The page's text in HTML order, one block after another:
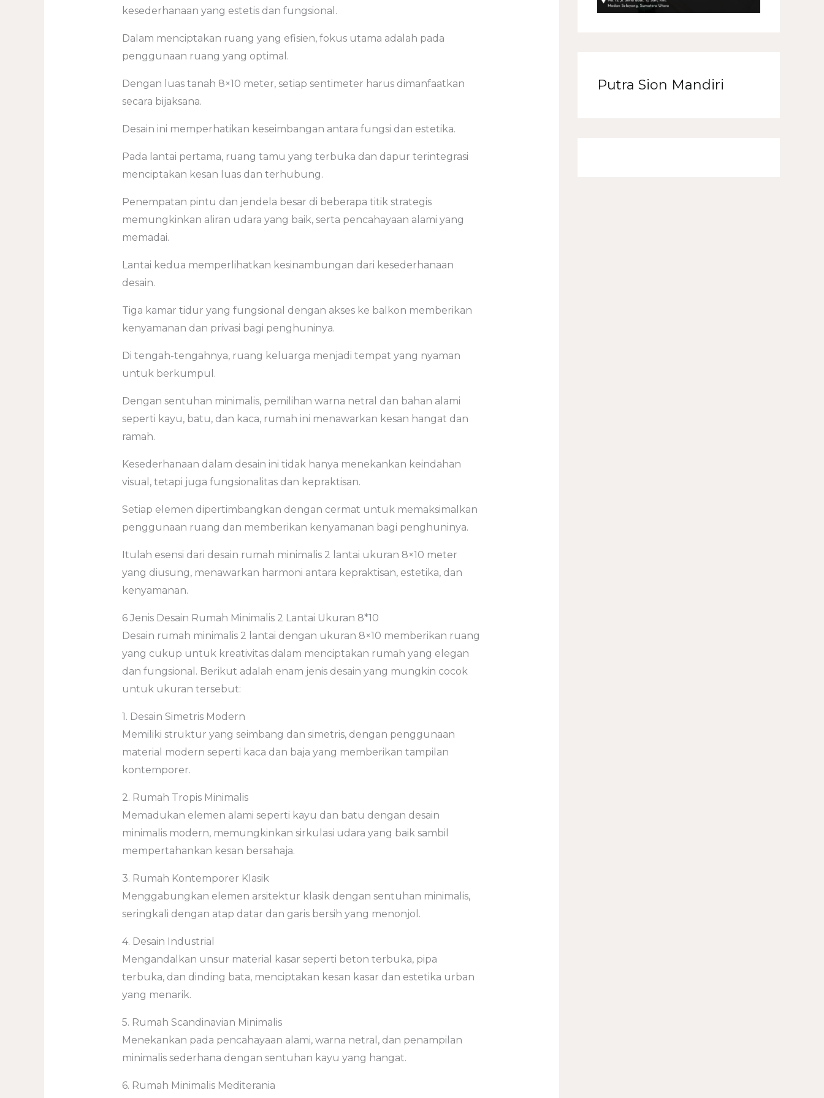
kesederhanaan yang estetis dan fungsional.
Dalam menciptakan ruang yang efisien, fokus utama adalah pada
penggunaan ruang yang optimal.
Dengan luas tanah 8×10 meter, setiap sentimeter harus dimanfaatkan
secara bijaksana.
Desain ini memperhatikan keseimbangan antara fungsi dan estetika.
Pada lantai pertama, ruang tamu yang terbuka dan dapur terintegrasi
menciptakan kesan luas dan terhubung.
Penempatan pintu dan jendela besar di beberapa titik strategis
memungkinkan aliran udara yang baik, serta pencahayaan alami yang
memadai.
Lantai kedua memperlihatkan kesinambungan dari kesederhanaan
desain.
Tiga kamar tidur yang fungsional dengan akses ke balkon memberikan
kenyamanan dan privasi bagi penghuninya.
Di tengah-tengahnya, ruang keluarga menjadi tempat yang nyaman
untuk berkumpul.
Dengan sentuhan minimalis, pemilihan warna netral dan bahan alami
seperti kayu, batu, dan kaca, rumah ini menawarkan kesan hangat dan
ramah.
Kesederhanaan dalam desain ini tidak hanya menekankan keindahan
visual, tetapi juga fungsionalitas dan kepraktisan.
Setiap elemen dipertimbangkan dengan cermat untuk memaksimalkan
penggunaan ruang dan memberikan kenyamanan bagi penghuninya.
Itulah esensi dari desain rumah minimalis 2 lantai ukuran 8×10 meter
yang diusung, menawarkan harmoni antara kepraktisan, estetika, dan
kenyamanan.
6 Jenis Desain Rumah Minimalis 2 Lantai Ukuran 8*10
Desain rumah minimalis 2 lantai dengan ukuran 8×10 memberikan ruang
yang cukup untuk kreativitas dalam menciptakan rumah yang elegan
dan fungsional. Berikut adalah enam jenis desain yang mungkin cocok
untuk ukuran tersebut:
1. Desain Simetris Modern
Memiliki struktur yang seimbang dan simetris, dengan penggunaan
material modern seperti kaca dan baja yang memberikan tampilan
kontemporer.
2. Rumah Tropis Minimalis
Memadukan elemen alami seperti kayu dan batu dengan desain
minimalis modern, memungkinkan sirkulasi udara yang baik sambil
mempertahankan kesan bersahaja.
3. Rumah Kontemporer Klasik
Menggabungkan elemen arsitektur klasik dengan sentuhan minimalis,
seringkali dengan atap datar dan garis bersih yang menonjol.
4. Desain Industrial
Mengandalkan unsur material kasar seperti beton terbuka, pipa
terbuka, dan dinding bata, menciptakan kesan kasar dan estetika urban
yang menarik.
5. Rumah Scandinavian Minimalis
Menekankan pada pencahayaan alami, warna netral, dan penampilan
minimalis sederhana dengan sentuhan kayu yang hangat.
6. Rumah Minimalis Mediterania
Putra Sion Mandiri